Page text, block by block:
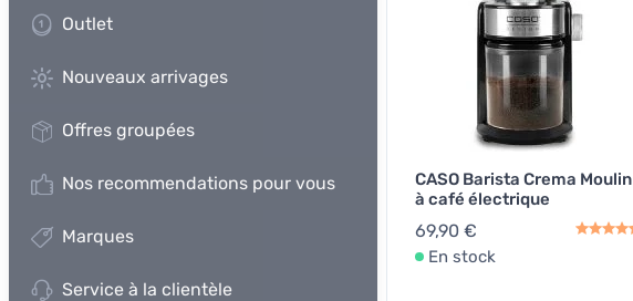
Outlet
Nouveaux arrivages
Offres groupées
Nos recommendations pour vous
Marques
Service à la clientèle
CASO Barista Crema Moulin
à café électrique
69,90 €
En stock